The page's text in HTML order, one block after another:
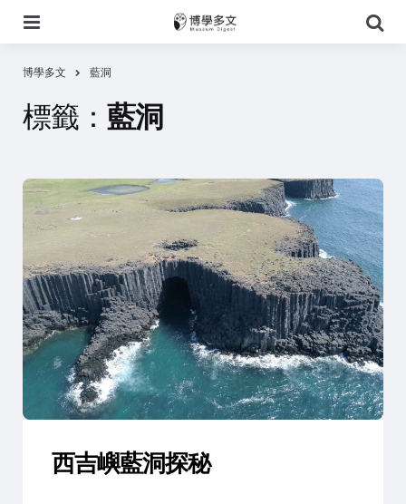
尋
博學多文 藍洞
標籤： 藍洞
西吉嶼藍洞探秘